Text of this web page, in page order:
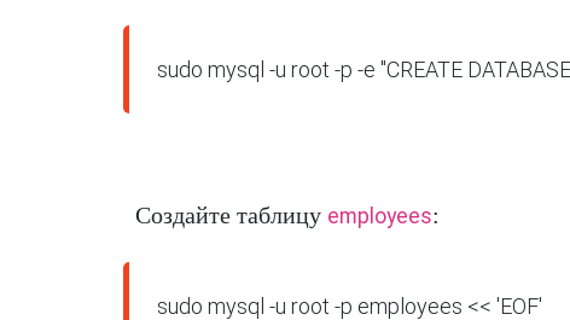
Создайте таблицу employees:
sudo mysql -u root -p employees << 'EOF'